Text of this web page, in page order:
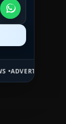
HERE •